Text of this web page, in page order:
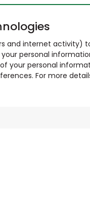
and internet activity)
personal
your personal
For more